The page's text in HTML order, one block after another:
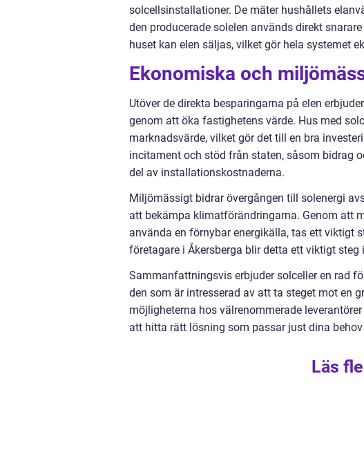
solcellsinstallationer. De mäter hushållets
den producerade solelen används direkt
huset kan elen säljas, vilket gör hela systemet
Ekonomiska och
Utöver de direkta besparingarna på elen
genom att öka fastighetens värde. Hus med
marknadsvärde, vilket gör det till en bra
incitament och stöd från staten, såsom bidrag
del av installationskostnaderna.
Miljömässigt bidrar övergången till solenergi
att bekämpa klimatförändringarna. Genom att
använda en förnybar energikälla, tas ett viktigt
företagare i Åkersberga blir detta ett viktigt
Sammanfattningsvis erbjuder solceller en rad
den som är intresserad av att ta steget mot en
möjligheterna hos välrenommerade
att hitta rätt lösning som passar just dina behov
Läs